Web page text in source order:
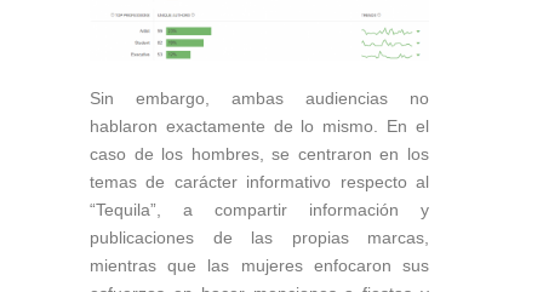
Sin embargo, ambas audiencias no
hablaron exactamente de lo mismo. En el
caso de los hombres, se centraron en los
temas de carácter informativo respecto al
“Tequila”, a compartir información y
publicaciones de las propias marcas,
mientras que las mujeres enfocaron sus